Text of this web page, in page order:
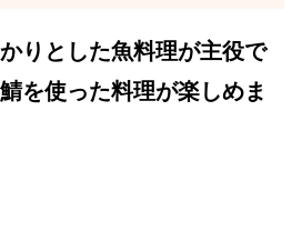
りとした魚料理が主役で
を使った料理が楽しめま